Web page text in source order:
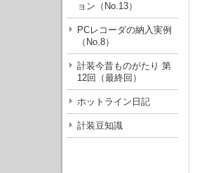
ョン（No.13）
PCレコーダの納入実例
（No.8）
計装今昔ものがたり 第
12回（最終回）
ホットライン日記
計装豆知識